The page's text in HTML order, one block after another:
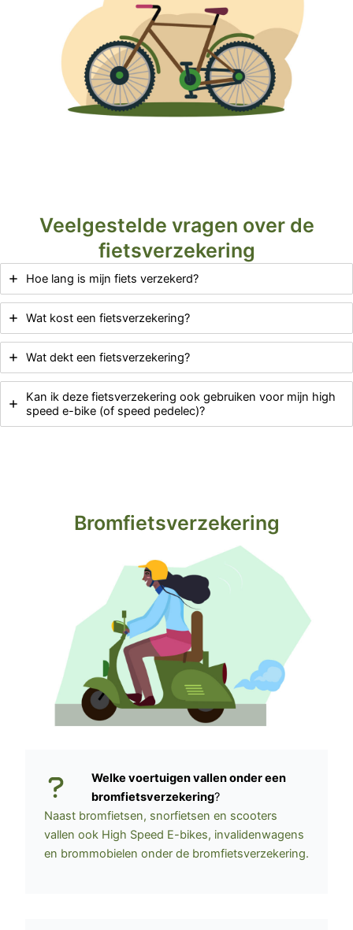
Veelgestelde vragen over de
fietsverzekering
Hoe lang is mijn fiets verzekerd?
Wat kost een fietsverzekering?
Wat dekt een fietsverzekering?
Kan ik deze fietsverzekering ook gebruiken voor mijn high
speed e-bike (of speed pedelec)?
Bromfietsverzekering
Welke voertuigen vallen onder een
bromfietsverzekering?
Naast bromfietsen, snorfietsen en scooters
vallen ook High Speed E-bikes, invalidenwagens
en brommobielen onder de bromfietsverzekering.